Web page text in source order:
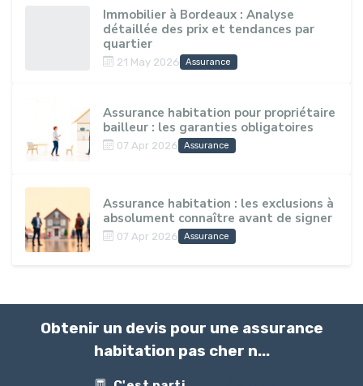
Immobilier à Bordeaux : Analyse
détaillée des prix et tendances par
quartier
21 May 2026 Assurance
Assurance habitation pour propriétaire
bailleur : les garanties obligatoires
07 Apr 2026 Assurance
Assurance habitation : les exclusions à
absolument connaître avant de signer
07 Apr 2026 Assurance
Obtenir un devis pour une assurance
habitation pas cher n...